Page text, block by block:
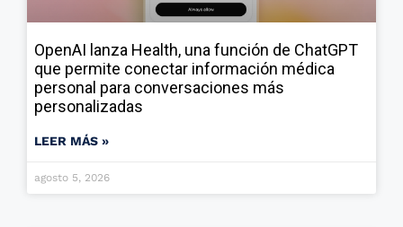
OpenAI lanza Health, una función de ChatGPT
que permite conectar información médica
personal para conversaciones más
personalizadas
LEER MÁS »
agosto 5, 2026